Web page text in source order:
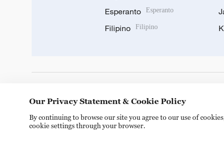
Esperanto Esperanto
Filipino Filipino
Our Privacy Statement & Cookie Policy
By continuing to browse our site you agree to our use of
cookie settings through your browser.